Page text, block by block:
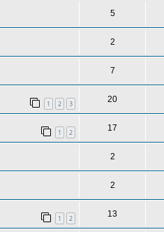
5
2
7
1 2 3
20
1 2
17
2
2
1 2
13